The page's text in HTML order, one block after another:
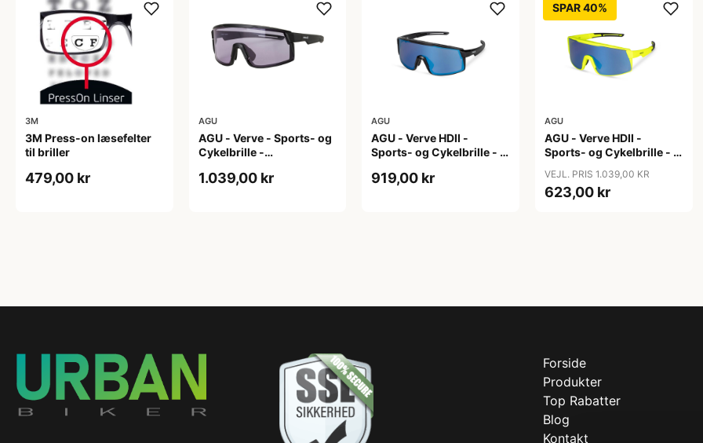
3M
3M Press-on læsefelter
til briller
479,00 kr
AGU
AGU - Verve - Sports- og
Cykelbrille -
Sort
1.039,00 kr
AGU
AGU - Verve HDII -
Sports- og Cykelbrille - 3
919,00 kr
SPAR 40%
AGU
AGU - Verve HDII -
Sports- og Cykelbrille - 3
VEJL. PRIS 1.039,00 KR
623,00 kr
Forside
Produkter
Top Rabatter
Blog
Kontakt